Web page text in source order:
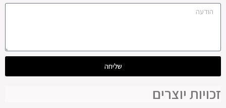
שליחה
זכויות יוצרים